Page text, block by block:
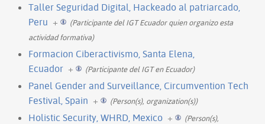
Taller Seguridad Digital, Hackeado al patriarcado,
Peru +
(Participante del IGT Ecuador quien organizo esta
actividad formativa)
Formacion Ciberactivismo, Santa Elena,
Ecuador + (Participante del IGT en Ecuador)
Panel Gender and Surveillance, Circumvention Tech
Festival, Spain + (Person(s), organization(s))
Holistic Security, WHRD, Mexico +
(Person(s),